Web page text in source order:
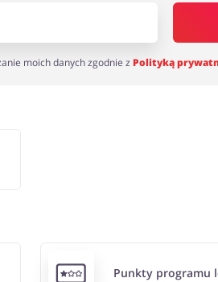
moich danych zgodnie z Polityką
Punkty programu